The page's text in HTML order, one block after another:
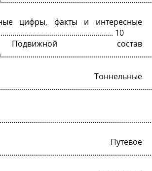
цифры, факты и интересные
10
состав